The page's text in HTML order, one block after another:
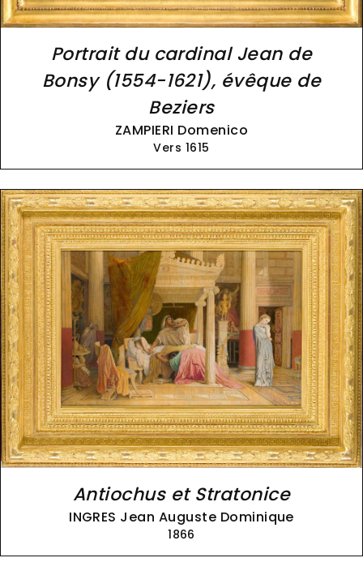
Portrait du cardinal Jean de
Bonsy (1554-1621), évêque de
Beziers
ZAMPIERI Domenico
Vers 1615
Antiochus et Stratonice
INGRES Jean Auguste Dominique
1866